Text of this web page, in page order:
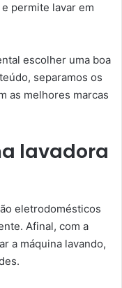
permite lavar em
escolher uma boa
separamos os
as melhores marcas
lavadora
eletrodomésticos
Afinal, com a
a máquina lavando,